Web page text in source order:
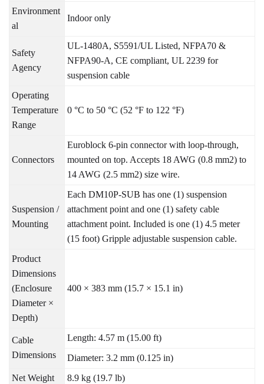
Environment
al
Indoor only
Safety
Agency
UL-1480A, S5591/UL Listed, NFPA70 &
NFPA90-A, CE compliant, UL 2239 for
suspension cable
Operating
Temperature
Range
0 °C to 50 °C (52 °F to 122 °F)
Connectors
Euroblock 6-pin connector with loop-through,
mounted on top. Accepts 18 AWG (0.8 mm2) to
14 AWG (2.5 mm2) size wire.
Suspension /
Mounting
Each DM10P-SUB has one (1) suspension
attachment point and one (1) safety cable
attachment point. Included is one (1) 4.5 meter
(15 foot) Gripple adjustable suspension cable.
Product
Dimensions
(Enclosure
Diameter ×
Depth)
400 × 383 mm (15.7 × 15.1 in)
Cable
Dimensions
Length: 4.57 m (15.00 ft)
Diameter: 3.2 mm (0.125 in)
Net Weight
8.9 kg (19.7 lb)